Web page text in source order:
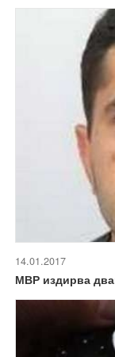
14.01.2017
МВР издирва